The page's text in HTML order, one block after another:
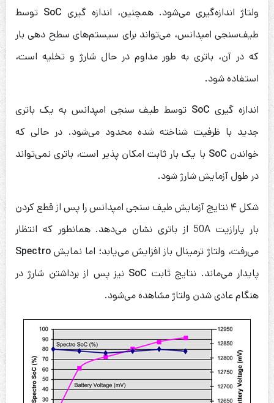
ولتاژ اندازه‌گیری می‌شود. همچنین، اندازه گیری SoC توسط
طیف‌سنجی امپدانس، می‌تواند برای سیستم‌های سطح دهی بار
که در آن، باتری به طور مداوم در حال شارژ و تخلیه است،
استفاده شود.
اندازه گیری SoC توسط طیف سنجی امپدانس به یک باتری
جدید با ظرفیت شناخته شده محدود می‌شود. در حالی که
خواندن SoC با یک بار ثابت امکان پذیر است، باتری نمی‌تواند
در طول آزمایش شارژ شود.
شکل ۴ نتایج آزمایش طیف سنجی امپدانس را پس از قطع کردن
بار پارازیت 50A از باتری نشان می‌دهد. همانطور که انتظار
می‌رفت، ولتاژ ترمینال باز افزایش می‌یابد؛ اما نمایش Spectro
پایدار می‌ماند. نتایج ثابت SoC نیز پس از برداشتن شارژ در
هنگام عادی شدن ولتاژ مشاهده می‌شود.